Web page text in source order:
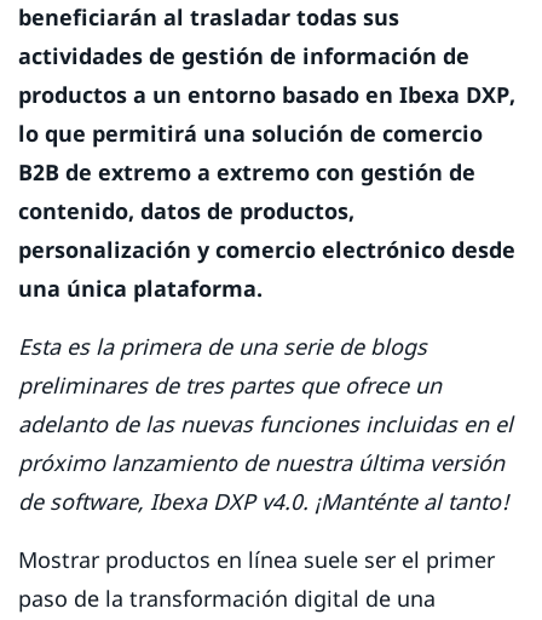
beneficiarán al trasladar todas sus
actividades de gestión de información de
productos a un entorno basado en Ibexa DXP,
lo que permitirá una solución de comercio
B2B de extremo a extremo con gestión de
contenido, datos de productos,
personalización y comercio electrónico desde
una única plataforma.
Esta es la primera de una serie de blogs
preliminares de tres partes que ofrece un
adelanto de las nuevas funciones incluidas en el
próximo lanzamiento de nuestra última versión
de software, Ibexa DXP v4.0. ¡Manténte al tanto!
Mostrar productos en línea suele ser el primer
paso de la transformación digital de una